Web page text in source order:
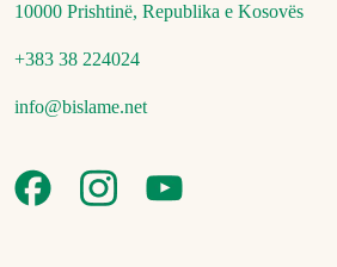
10000 Prishtinë, Republika e Kosovës
+383 38 224024
info@bislame.net